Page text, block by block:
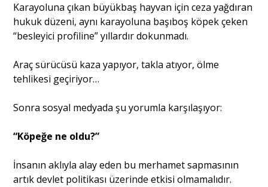
Karayoluna çıkan büyükbaş hayvan için ceza yağdıran
hukuk düzeni, aynı karayoluna başıboş köpek çeken
“besleyici profiline” yıllardır dokunmadı.
Araç sürücüsü kaza yapıyor, takla atıyor, ölme
tehlikesi geçiriyor…
Sonra sosyal medyada şu yorumla karşılaşıyor:
“Köpeğe ne oldu?”
İnsanın aklıyla alay eden bu merhamet sapmasının
artık devlet politikası üzerinde etkisi olmamalıdır.